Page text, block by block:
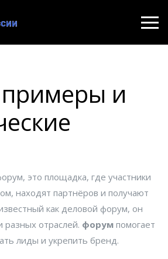
и
, это площадка, где участники
находят партнёров и получают
как деловой форум, он
разных отраслей. форум помогает
лиды и укрепить бренд.